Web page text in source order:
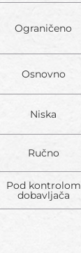
Ograničeno
Osnovno
Niska
Ručno
Pod kontrolom
dobavljača